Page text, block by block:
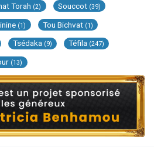
Torah (2) Souccot (39)
(1) Tou Bichvat (1)
Tsédaka (9) Téfila (247)
(13)